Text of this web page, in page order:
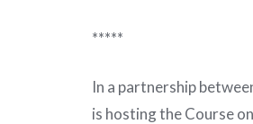
*****
In a partnership
is hosting the Course